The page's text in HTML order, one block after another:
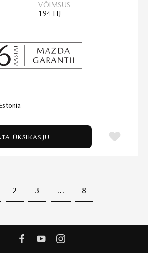
VÕIMSUS
194 HJ
ÜKSIKASJU
2 3 … 8